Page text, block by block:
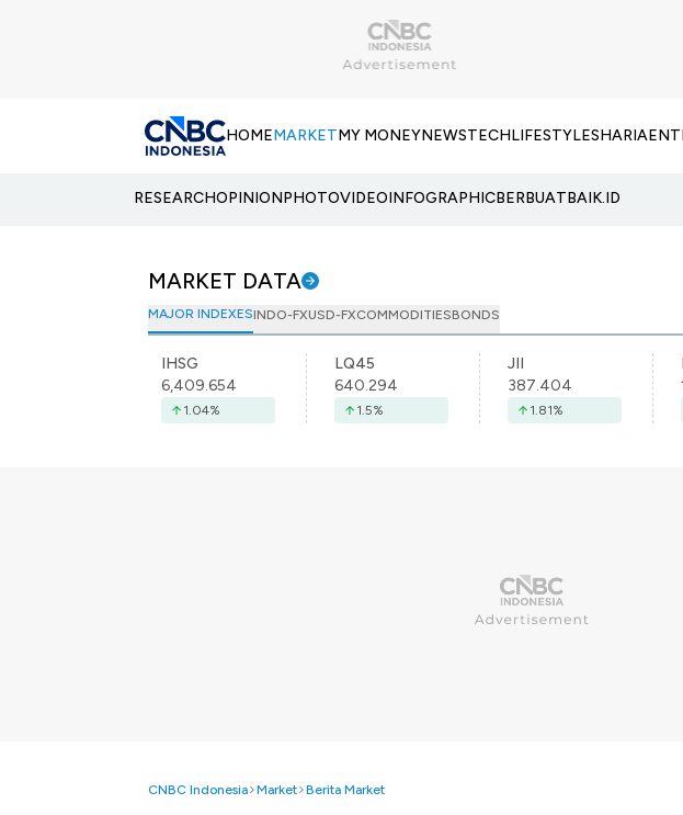
HOMEMARKETMY MONEYNEWSTECHLIFESTYLESHARIA
RESEARCHOPINIONPHOTOVIDEOINFOGRAPHICBERBUATBAIK.ID
MARKET DATA
MAJOR INDEXESINDO-FXUSD-FXCOMMODITIESBONDS
IHSG
6,409.654
1.04%
LQ45
640.294
1.5%
JII
387.404
1.81%
CNBC Indonesia Market Berita Market